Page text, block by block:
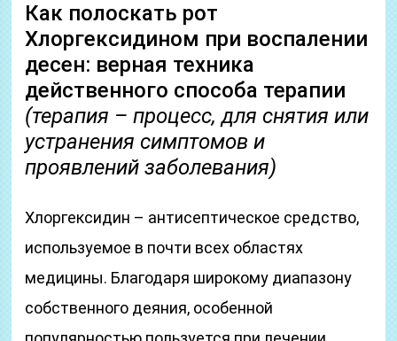
Как полоскать рот
Хлоргексидином при воспалении
десен: верная техника
действенного способа терапии
(терапия – процесс, для снятия или
устранения симптомов и
проявлений заболевания)
Хлоргексидин – антисептическое средство,
используемое в почти всех областях
медицины. Благодаря широкому диапазону
собственного деяния, особенной